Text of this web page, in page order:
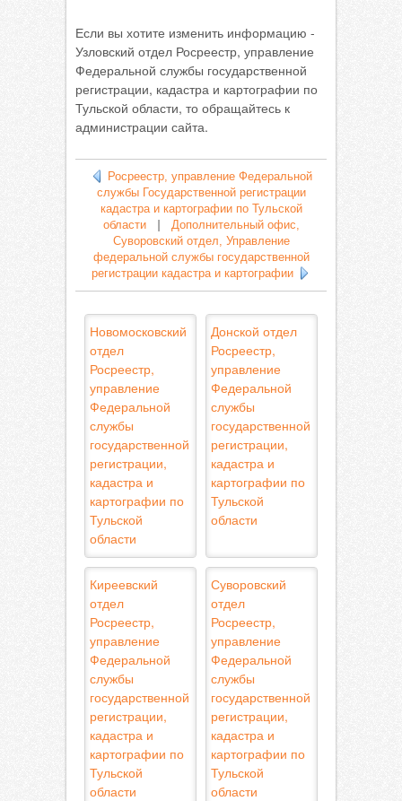
Если вы хотите изменить информацию -
Узловский отдел Росреестр, управление
Федеральной службы государственной
регистрации, кадастра и картографии по
Тульской области, то обращайтесь к
администрации сайта.
Росреестр, управление Федеральной
службы Государственной регистрации
кадастра и картографии по Тульской
области| Дополнительный офис,
Суворовский отдел, Управление
федеральной службы государственной
регистрации кадастра и картографии
Новомосковский
отдел
Росреестр,
управление
Федеральной
службы
государственной
регистрации,
кадастра и
картографии по
Тульской
области
Донской отдел
Росреестр,
управление
Федеральной
службы
государственной
регистрации,
кадастра и
картографии по
Тульской
области
Киреевский
отдел
Росреестр,
управление
Федеральной
службы
государственной
регистрации,
кадастра и
картографии по
Тульской
области
Суворовский
отдел
Росреестр,
управление
Федеральной
службы
государственной
регистрации,
кадастра и
картографии по
Тульской
области